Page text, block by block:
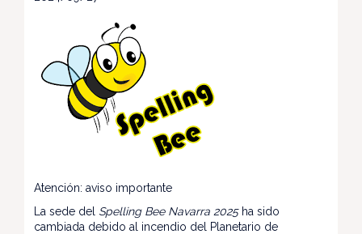
Atención: aviso importante
La sede del Spelling Bee Navarra 2025ha sido
cambiada debido al incendio del Planetario de